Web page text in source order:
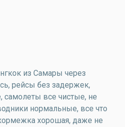
из Самары через
рейсы без задержек,
самолеты все чистые, не
нормальные, все что
хорошая, даже не